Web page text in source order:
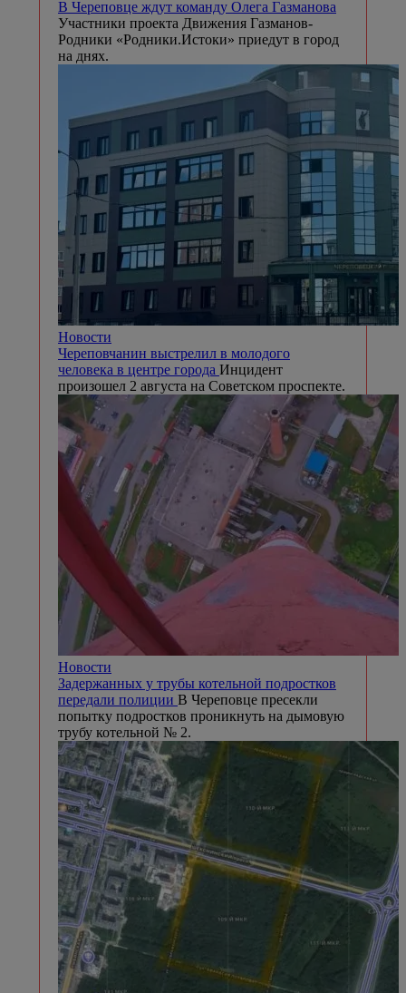
В Череповце ждут команду Олега Газманова
Участники проекта Движения Газманов-
Родники «Родники.Истоки» приедут в город
на днях.
Новости
Череповчанин выстрелил в молодого
человека в центре города Инцидент
произошел 2 августа на Советском проспекте.
Новости
Задержанных у трубы котельной подростков
передали полиции В Череповце пресекли
попытку подростков проникнуть на дымовую
трубу котельной № 2.